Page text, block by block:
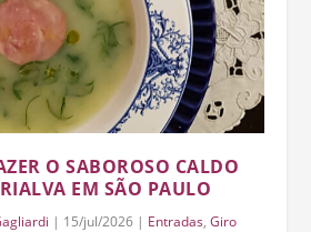
O SABOROSO CALDO
EM SÃO PAULO
| 15/jul/2026 | Entradas,Giro